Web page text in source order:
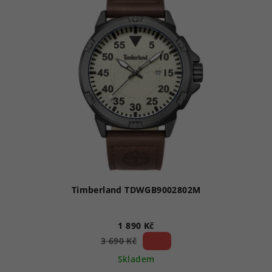
Timberland TDWGB9002802M
1 890 Kč
3 690 Kč
Skladem